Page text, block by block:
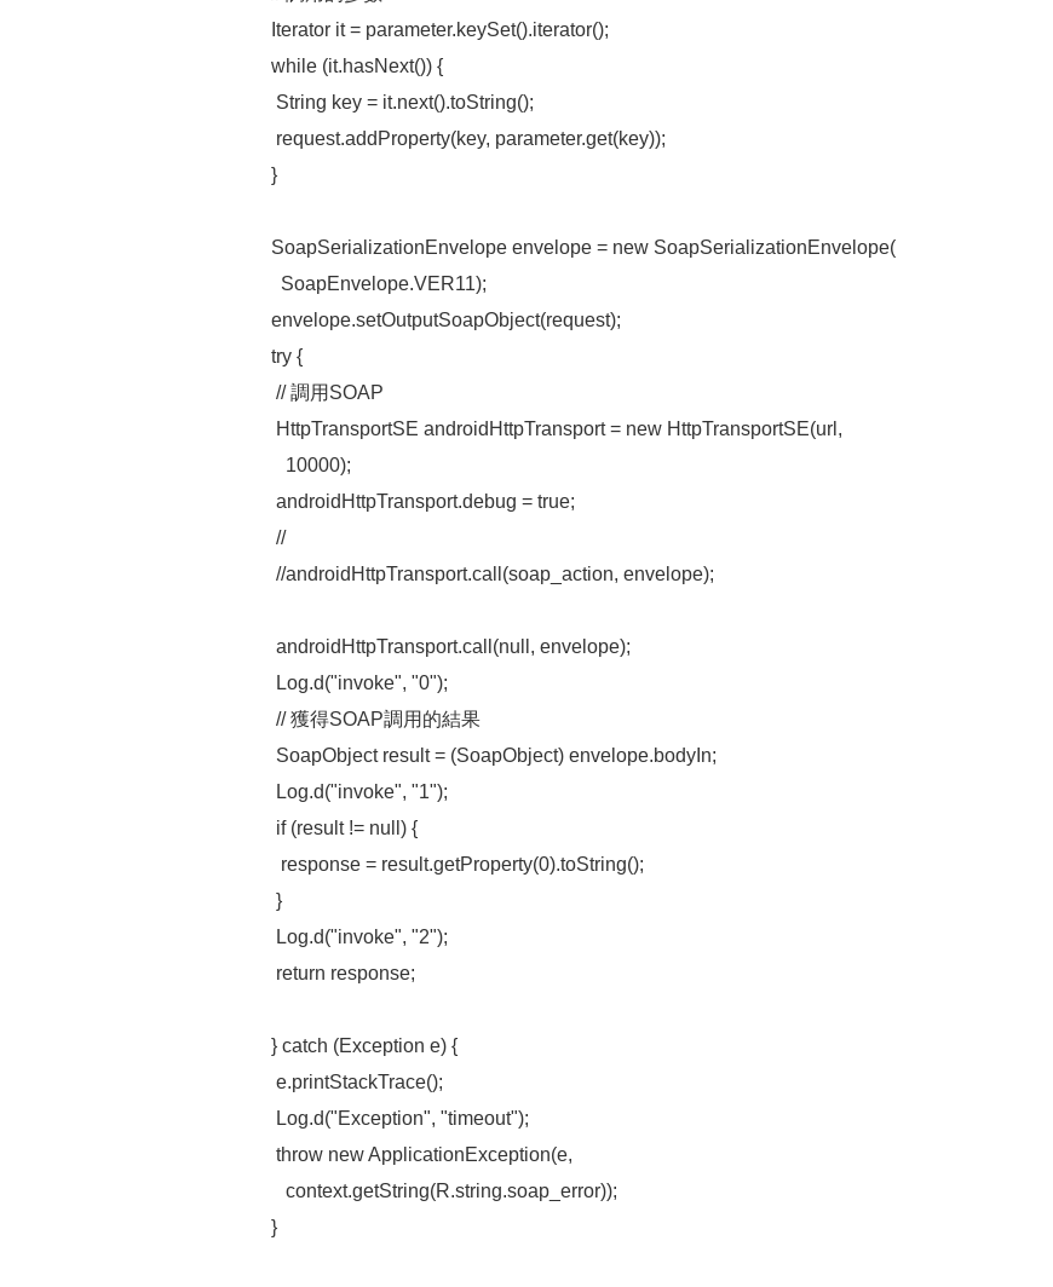
Iterator it = parameter.keySet().iterator();
while (it.hasNext()) {
String key = it.next().toString();
request.addProperty(key, parameter.get(key));
}
SoapSerializationEnvelope envelope = new SoapSerializationEnvelope(
SoapEnvelope.VER11);
envelope.setOutputSoapObject(request);
try {
// 調用SOAP
HttpTransportSE androidHttpTransport = new HttpTransportSE(url,
10000);
androidHttpTransport.debug = true;
//
//androidHttpTransport.call(soap_action, envelope);
androidHttpTransport.call(null, envelope);
Log.d("invoke", "0");
// 獲得SOAP調用的結果
SoapObject result = (SoapObject) envelope.bodyIn;
Log.d("invoke", "1");
if (result != null) {
response = result.getProperty(0).toString();
}
Log.d("invoke", "2");
return response;
} catch (Exception e) {
e.printStackTrace();
Log.d("Exception", "timeout");
throw new ApplicationException(e,
context.getString(R.string.soap_error));
}